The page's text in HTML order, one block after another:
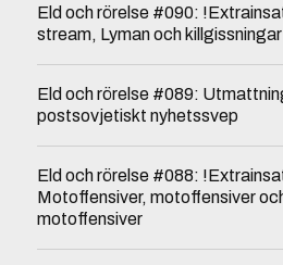
Eld och rörelse #090:
stream, Lyman och killgissningar
Eld och rörelse #089:
postsovjetiskt nyhetssvep
Eld och rörelse #088:
Motoffensiver, motoffensiver
motoffensiver